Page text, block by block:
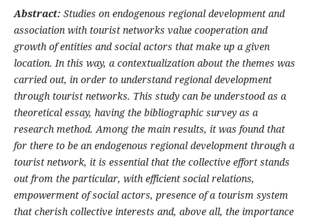
Abstract: Studies on endogenous regional development and
association with tourist networks value cooperation and
growth of entities and social actors that make up a given
location. In this way, a contextualization about the themes was
carried out, in order to understand regional development
through tourist networks. This study can be understood as a
theoretical essay, having the bibliographic survey as a
research method. Among the main results, it was found that
for there to be an endogenous regional development through a
tourist network, it is essential that the collective effort stands
out from the particular, with efficient social relations,
empowerment of social actors, presence of a tourism system
that cherish collective interests and, above all, the importance